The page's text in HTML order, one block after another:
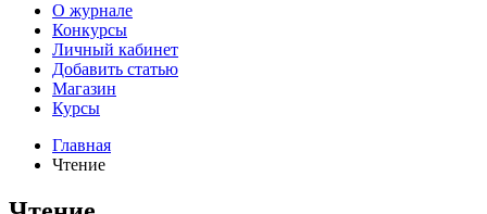
О журнале
Конкурсы
Личный кабинет
Добавить статью
Магазин
Курсы
Главная
Чтение